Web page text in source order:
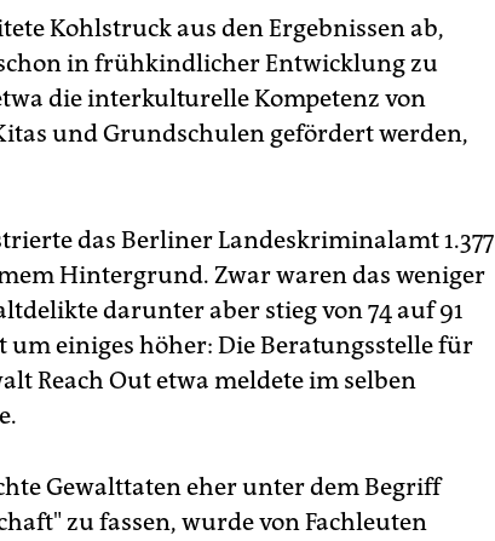
Kohlstruck aus den Ergebnissen ab,
in frühkindlicher Entwicklung zu
die interkulturelle Kompetenz von
und Grundschulen gefördert werden,
das Berliner Landeskriminalamt 1.377
Hintergrund. Zwar waren das weniger
darunter aber stieg von 74 auf 91
um einiges höher: Die Beratungsstelle für
Reach Out etwa meldete im selben
Gewalttaten eher unter dem Begriff
zu fassen, wurde von Fachleuten